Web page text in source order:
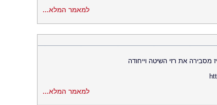
למאמר המלא...
מסבירה את רזי השיטה וייחודה
למאמר המלא...